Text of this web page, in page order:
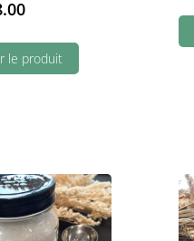
le produit